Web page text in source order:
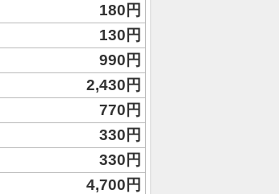
180円
130円
990円
2,430円
770円
330円
330円
4,700円